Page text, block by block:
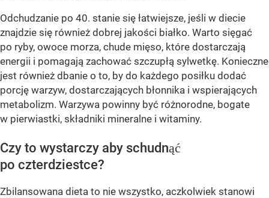
Odchudzanie po 40. stanie się łatwiejsze, jeśli w diecie
znajdzie się również dobrej jakości białko. Warto sięgać
po ryby, owoce morza, chude mięso, które dostarczają
energii i pomagają zachować szczupłą sylwetkę. Konieczne
jest również dbanie o to, by do każdego posiłku dodać
porcję warzyw, dostarczających błonnika i wspierających
metabolizm. Warzywa powinny być różnorodne, bogate
w pierwiastki, składniki mineralne i witaminy.
Czy to wystarczy aby schudnąć
po czterdziestce?
Zbilansowana dieta to nie wszystko, aczkolwiek stanowi